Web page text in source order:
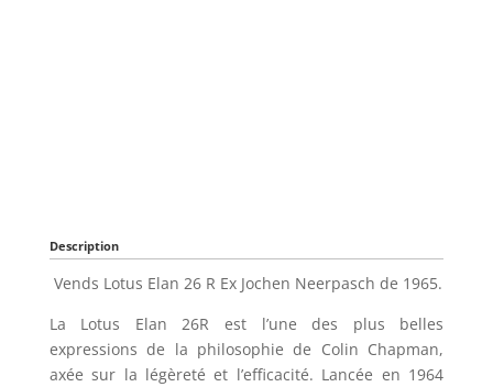
Description
Vends Lotus Elan 26 R Ex Jochen Neerpasch de 1965.
La Lotus Elan 26R est l’une des plus belles
expressions de la philosophie de Colin Chapman,
axée sur la légèreté et l’efficacité. Lancée en 1964